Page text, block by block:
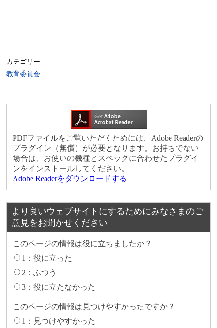
カテゴリー
教育委員会
PDFファイルをご覧いただくためには、Adobe Readerの
プラグイン（無償）が必要となります。お持ちでない
場合は、お使いの機種とスペックに合わせたプラグイ
ンをインストールしてください。
Adobe Readerをダウンロードする
より良いウェブサイトにするためにみなさまのご
意見をお聞かせください
このページの情報は役に立ちましたか？
1：役に立った
2：ふつう
3：役に立たなかった
このページの情報は見つけやすかったですか？
1：見つけやすかった